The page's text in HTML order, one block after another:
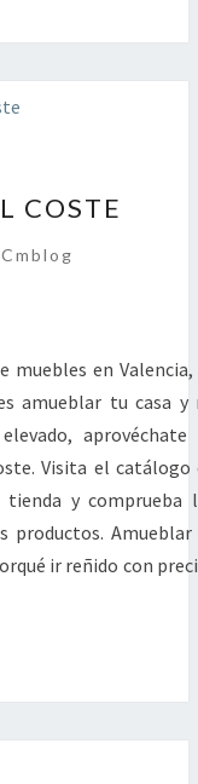
COSTE
Cmblog
muebles en
amueblar tu casa y
aprovéchate
Visita el catálogo
y comprueba
productos.
ir reñido con